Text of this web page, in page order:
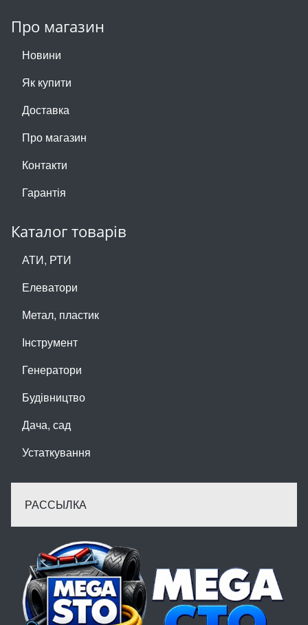
Про магазин
Новини
Як купити
Доставка
Про магазин
Контакти
Гарантія
Каталог товарів
АТИ, РТИ
Елеватори
Метал, пластик
Інструмент
Генератори
Будівництво
Дача, сад
Устаткування
РАССЫЛКА